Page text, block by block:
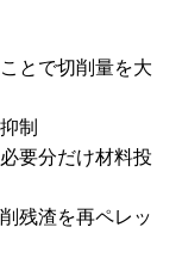
とで切削量を大
制
要分だけ材料投
残渣を再ペレッ